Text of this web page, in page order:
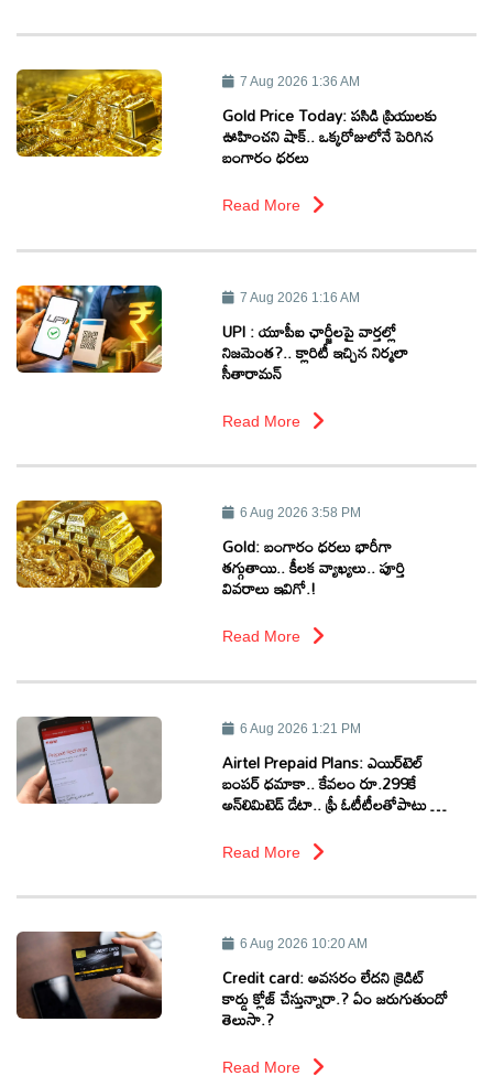
రిలీజ్
7 Aug 2026 1:36 AM
Gold Price Today: పసిడి ప్రియులకు
ఊహించని షాక్.. ఒక్కరోజులోనే పెరిగిన
బంగారం ధరలు
Read More
7 Aug 2026 1:16 AM
UPI : యూపీఐ ఛార్జీలపై వార్తల్లో
నిజమెంత?.. క్లారిటీ ఇచ్చిన నిర్మలా
సీతారామన్
Read More
6 Aug 2026 3:58 PM
Gold: బంగారం ధరలు భారీగా
తగ్గుతాయి.. కీలక వ్యాఖ్యలు.. పూర్తి
వివరాలు ఇవిగో.!
Read More
6 Aug 2026 1:21 PM
Airtel Prepaid Plans: ఎయిర్‌టెల్
బంపర్ ధమాకా.. కేవలం రూ.299కే
అన్‌లిమిటెడ్ డేటా.. ఫ్రీ ఓటీటీలతోపాటు ఏఐ
Read More
6 Aug 2026 10:20 AM
Credit card: అవ‌స‌రం లేద‌ని క్రెడిట్
కార్డు క్లోజ్ చేస్తున్నారా.? ఏం జ‌రుగుతుందో
తెలుసా.?
Read More